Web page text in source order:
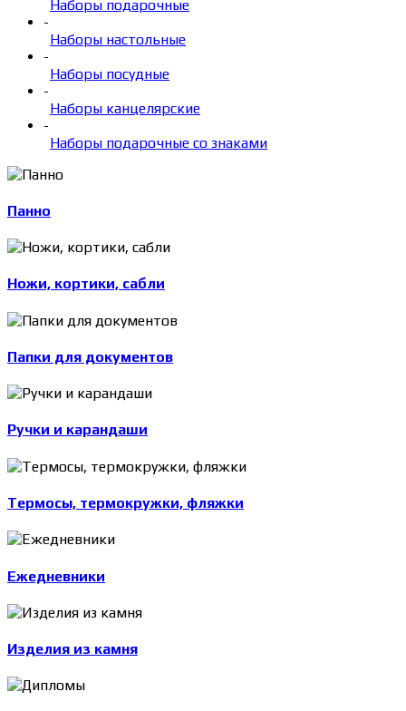
Наборы подарочные
-
Наборы настольные
-
Наборы посудные
-
Наборы канцелярские
-
Наборы подарочные со знаками
Панно
Ножи, кортики, сабли
Папки для документов
Ручки и карандаши
Термосы, термокружки, фляжки
Ежедневники
Изделия из камня